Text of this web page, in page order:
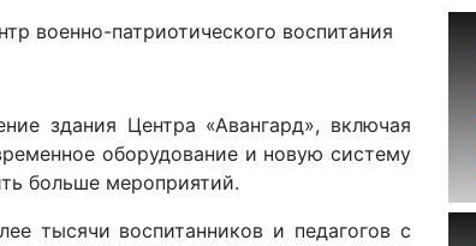
здания Центра «Авангард», включая
оборудование и новую систему
больше мероприятий.
тысячи воспитанников и педагогов с